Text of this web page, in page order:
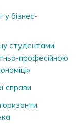
бізнес-
студентами
професійною
справи